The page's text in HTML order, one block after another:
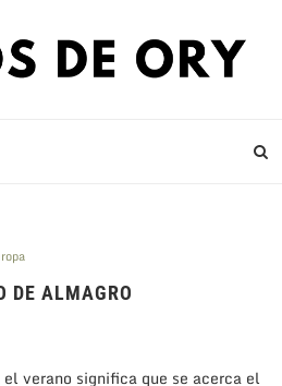
DE ALMAGRO
verano significa que se acerca el